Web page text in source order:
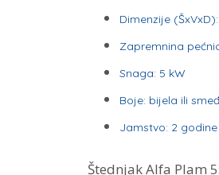
Dimenzije
Zapremnina
Snaga: 5 kW
Boje: bijela ili
Jamstvo: 2 godine
Štednjak Alfa Plam